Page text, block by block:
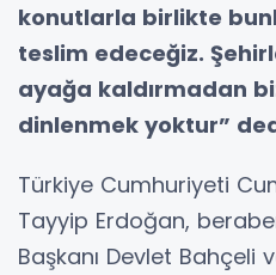
konutlarla birlikte
teslim edeceğiz.
ayağa kaldırmadan
dinlenmek yoktur”
Türkiye Cumhuriyeti
Tayyip Erdoğan,
Başkanı Devlet Bahçeli